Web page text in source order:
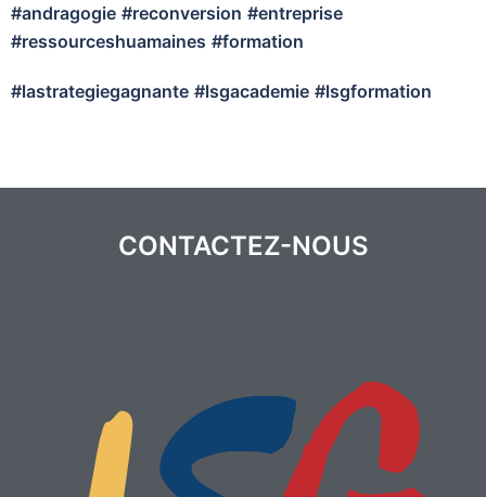
#andragogie #reconversion #entreprise
#ressourceshuamaines #formation
#lastrategiegagnante #lsgacademie #lsgformation
CONTACTEZ-NOUS